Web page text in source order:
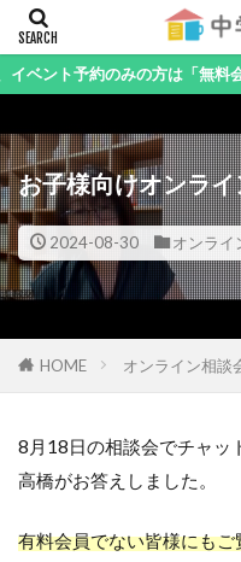
約のみの方は「無料会員」に
お子様向けオンラ
2024-08-30 オンライ
HOME オンライン相談
8月18日の相談会でチャッ
高橋がお答えしました。
有料会員でない皆様にも
キーワード
カテゴリー